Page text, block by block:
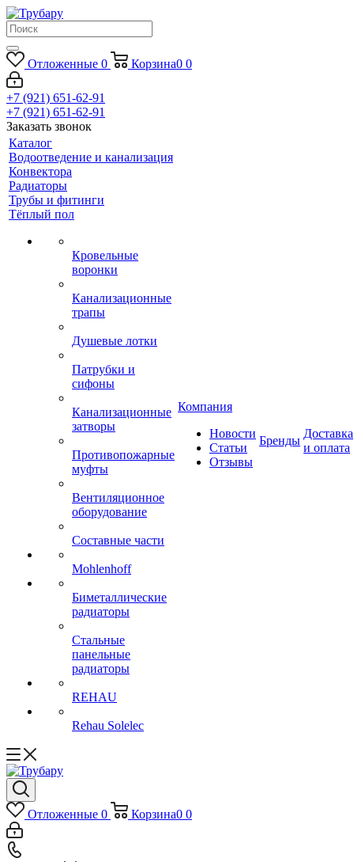
Отложенные 0 Корзина0 0
+7 (921) 651-62-91
+7 (921) 651-62-91
Заказать звонок
Каталог
Водоотведение и канализация
Конвектора
Радиаторы
Трубы и фитинги
Тёплый пол
Кровельные
воронки
Канализационные
трапы
Душевые лотки
Патрубки и
сифоны
Канализационные
затворы
Противопожарные
муфты
Вентиляционное
оборудование
Составные части
Mohlenhoff
Биметаллические
радиаторы
Стальные
панельные
радиаторы
REHAU
Rehau Solelec
Компания
Новости
Статьи
Отзывы
Бренды
Доставка
и оплата
Отложенные 0 Корзина0 0